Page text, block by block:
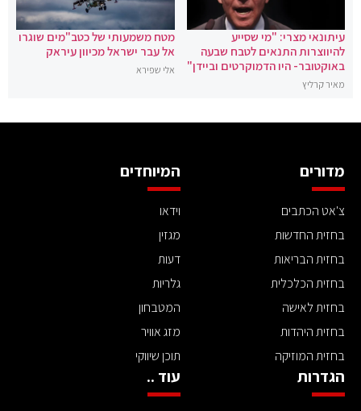
עיתונאי מצרי: "מי שסייע
להיווצרות התנאים לטבח שבעה
באוקטובר- היו הדמוקרטים וביידן"
מאיר קרליץ
מטח משמעותי של כטב"מים שוגרו
אל עבר ישראל מכיוון עיראק
אלי שפירא
מדורים
צ'אט הכתבים
בחזית החדשות
בחזית הבריאות
בחזית הכלכלית
בחזית לאישה
בחזית היהדות
בחזית המוזיקה
המיוחדים
וידאו
מגזין
דעות
גלריות
המטבחון
מזג אוויר
תוכן שיווקי
הגדרות עוד ..